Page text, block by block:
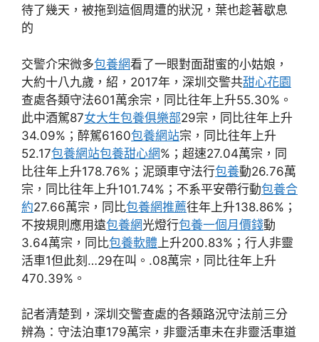
待了幾天，被拖到這個周遭的狀況，葉也趁著歇息
的
交警介宋微多包養網看了一眼對面甜蜜的小姑娘，
大約十八九歲，紹，2017年，深圳交警共甜心花園
查處各類守法601萬余宗，同比往年上升55.30%。
此中酒駕87女大生包養俱樂部29宗，同比往年上升
34.09%；醉駕6160包養網站宗，同比往年上升
52.17包養網站包養甜心網%；超速27.04萬宗，同
比往年上升178.76%；泥頭車守法行包養動26.76萬
宗，同比往年上升101.74%；不系平安帶行動包養合
約27.66萬宗，同比包養網推薦往年上升138.86%；
不按規則應用遠包養網光燈行包養一個月價錢動
3.64萬宗，同比包養軟體 上升200.83%；行人非靈
活車1但此刻…29在叫。.08萬宗，同比往年上升
470.39%。
記者清楚到，深圳交警查處的各類路況守法前三分
辨為：守法泊車179萬宗，非靈活車未在非靈活車道